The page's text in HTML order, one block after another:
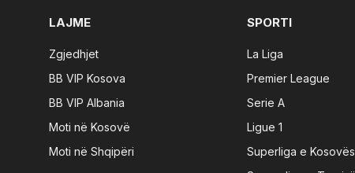
LAJME
Zgjedhjet
BB VIP Kosova
BB VIP Albania
Moti në Kosovë
Moti në Shqipëri
SPORTI
La Liga
Premier League
Serie A
Ligue 1
Superliga e Kosovës